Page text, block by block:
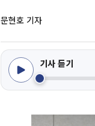
문현호 기자
기사 듣기